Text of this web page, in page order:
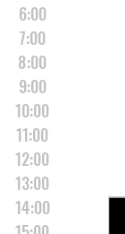
6:00
7:00
8:00
9:00
10:00
11:00
12:00
13:00
14:00